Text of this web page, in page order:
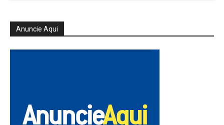
Anuncie Aqui